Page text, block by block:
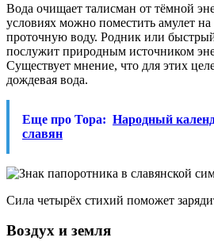
Вода очищает талисман от тёмной
условиях можно поместить амулет
проточную воду. Родник или
послужит природным источником
Существует мнение, что для этих
дождевая вода.
Еще про Тора: Народный
славян
Сила четырёх стихий поможет
Воздух и земля